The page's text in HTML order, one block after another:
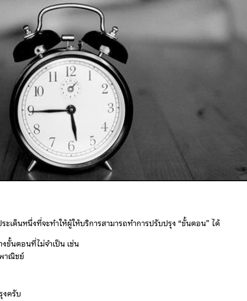
ะเด็นหนึ่งที่จะทำให้ผู้ให้บริการสามารถทำการปรับปรุง “ขั้นตอน” ได้
ขั้นตอนที่ไม่จำเป็น เช่น
าณิชย์
งครับ